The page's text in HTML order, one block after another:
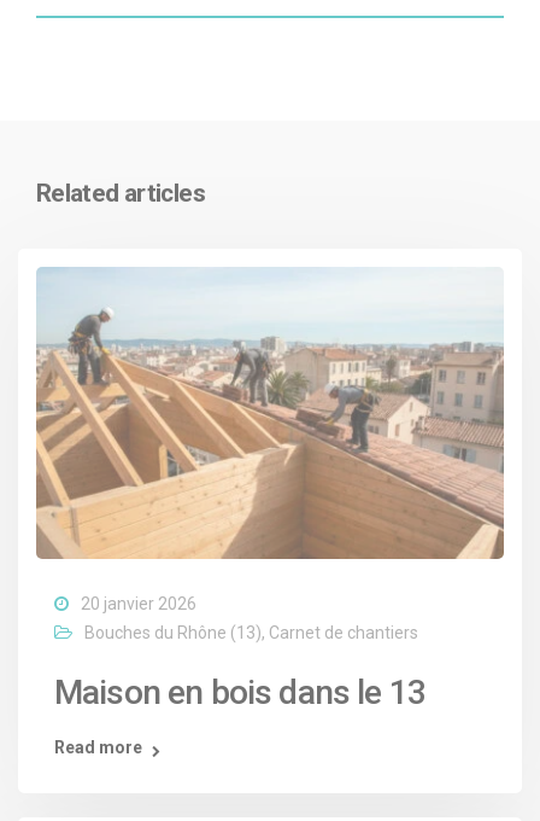
Related articles
20 janvier 2026
Bouches du Rhône (13), Carnet de chantiers
Maison en bois dans le 13
Read more